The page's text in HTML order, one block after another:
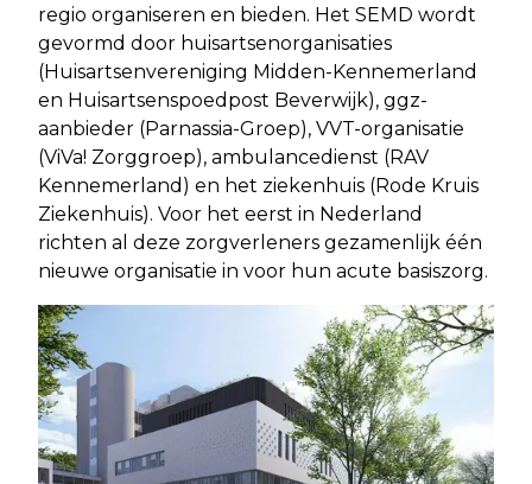
regio organiseren en bieden. Het SEMD wordt
gevormd door huisartsenorganisaties
(Huisartsenvereniging Midden-Kennemerland
en Huisartsenspoedpost Beverwijk), ggz-
aanbieder (Parnassia-Groep), VVT-organisatie
(ViVa! Zorggroep), ambulancedienst (RAV
Kennemerland) en het ziekenhuis (Rode Kruis
Ziekenhuis). Voor het eerst in Nederland
richten al deze zorgverleners gezamenlijk één
nieuwe organisatie in voor hun acute basiszorg.